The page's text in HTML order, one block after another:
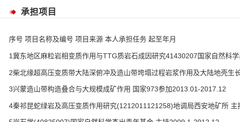
承担项目
序号 项目名称及编号 项目来源 本人承担任务 起至年月
1冀东地区麻粒岩相变质作用与TTG质岩石成因研究41430207国家自然科
2柴北缘超高压变质带大陆深俯冲及造山带垮塌过程岩浆作用及大陆地壳
3兴蒙造山带构造叠合与大规模成矿作用 国家973参加2013.01-2017.12
4秦祁昆蛇绿岩及高压变质作用研究(1212011121258)地调局西安地矿所